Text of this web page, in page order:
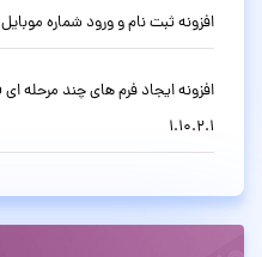
افزونه ثبت نام و ورود شماره موبایل Digits وردپرس نسخه 9.2
1.10.2.1